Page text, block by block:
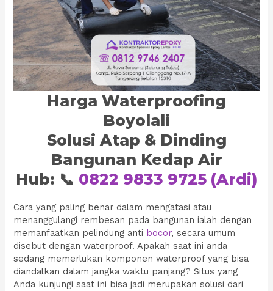
Harga Waterproofing
Boyolali
Solusi Atap & Dinding
Bangunan Kedap Air
Hub: 📞 0822 9833 9725 (Ardi)
Cara yang paling benar dalam mengatasi atau
menanggulangi rembesan pada bangunan ialah dengan
memanfaatkan pelindung anti bocor, secara umum
disebut dengan waterproof. Apakah saat ini anda
sedang memerlukan komponen waterproof yang bisa
diandalkan dalam jangka waktu panjang? Situs yang
Anda kunjungi saat ini bisa jadi merupakan solusi dari